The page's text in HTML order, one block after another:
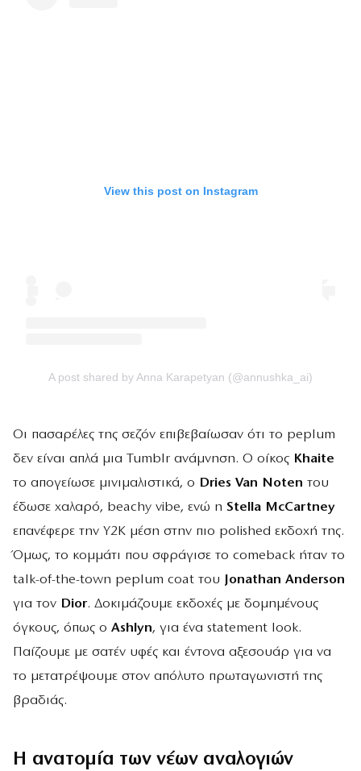
View this post on Instagram
A post shared by Anna Karapetyan (@annushka_ai)
Οι πασαρέλες της σεζόν επιβεβαίωσαν ότι το peplum
δεν είναι απλά μια Tumblr ανάμνηση. Ο οίκος Khaite
το απογείωσε μινιμαλιστικά, ο Dries Van Noten του
έδωσε χαλαρό, beachy vibe, ενώ η Stella McCartney
επανέφερε την Y2K μέση στην πιο polished εκδοχή της.
Όμως, το κομμάτι που σφράγισε το comeback ήταν το
talk-of-the-town peplum coat του Jonathan Anderson
για τον Dior. Δοκιμάζουμε εκδοχές με δομημένους
όγκους, όπως ο Ashlyn, για ένα statement look.
Παίζουμε με σατέν υφές και έντονα αξεσουάρ για να
το μετατρέψουμε στον απόλυτο πρωταγωνιστή της
βραδιάς.
Η ανατομία των νέων αναλογιών